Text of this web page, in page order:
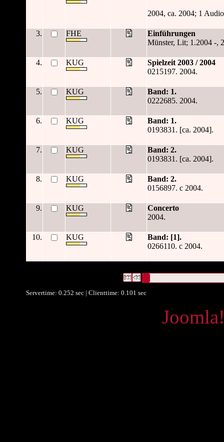
2004, ca. 2004; 1
3. FHE
Einführungen
Münster, Lit; 1.2004 -,
4. KUG
Spielzeit 2003 / 2004
0215197. 2004.
5. KUG
Band: 1.
0222685. 2004.
6. KUG
Band: 1.
0193831. [ca. 2004].
7. KUG
Band: 2.
0193831. [ca. 2004].
8. KUG
Band: 2.
0156897. c 2004.
9. KUG
Concerto
2004.
10. KUG
Band: [1].
0266110. c 2004.
Servertime: 0.252 sec | Clienttime: 0.101 sec